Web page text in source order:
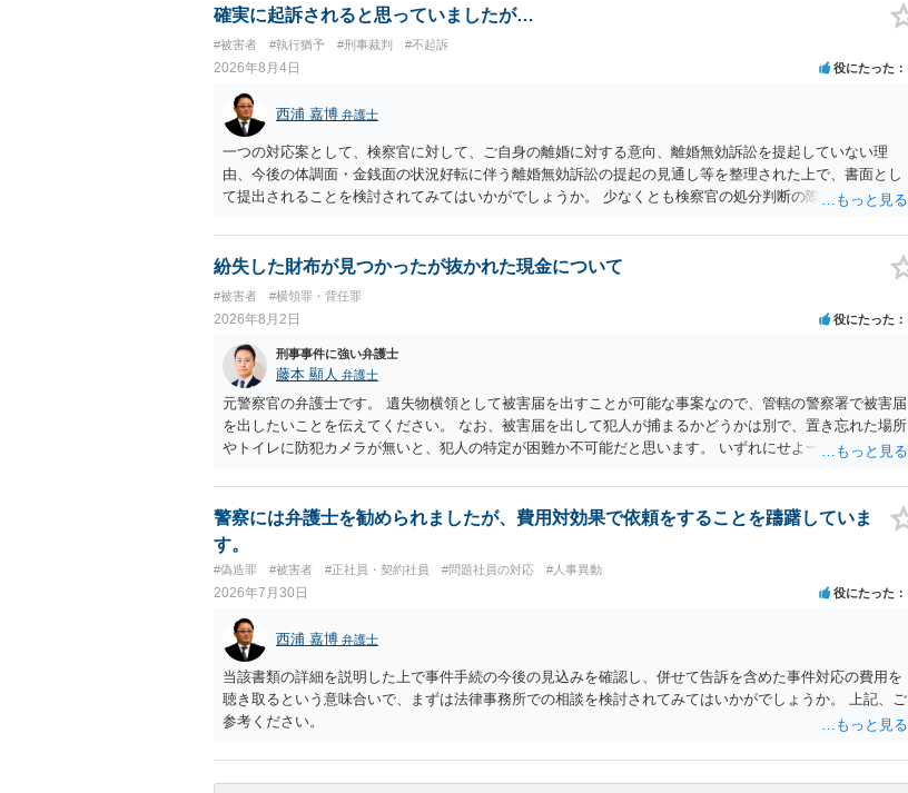
確実に起訴されると思っていましたが…
#被害者 #執行猶予 #刑事裁判 #不起訴
2026年8月4日 役にたった
西浦 嘉博 弁護士
一つの対応案として、検察官に対して、ご自身の離婚に対する意向、離婚無効訴訟を提起していない理
由、今後の体調面・金銭面の状況好転に伴う離婚無効訴訟の提起の見通し等を整理された上で、書面とし
て提出されることを検討されてみてはいかがでしょうか。 少なくとも検察官の処分判断の際、相談者さん
合、最寄りの法律事務所での相談を検討ください
紛失した財布が見つかったが抜かれた現金について
#被害者 #横領罪・背任罪
2026年8月2日 役にたった
刑事事件に強い弁護士
藤本 顯人 弁護士
元警察官の弁護士です。 遺失物横領として被害届を出すことが可能な事案なので、管轄の警察署で被害届
を出したいことを伝えてください。 なお、被害届を出して犯人が捕まるかどうかは別で、置き忘れた場所
やトイレに防犯カメラが無いと、犯人の特定が困難か不可能だと思います。 いずれにせよ一度対応を求め
警察には弁護士を勧められましたが、費用対効果で依頼をすることを躊躇していま
す。
#偽造罪 #被害者 #正社員・契約社員 #問題社員の対応 #人事異動
2026年7月30日 役にたった
西浦 嘉博 弁護士
当該書類の詳細を説明した上で事件手続の今後の見込みを確認し、併せて告訴を含めた事件対応の費用を
聴き取るという意味合いで、まずは法律事務所での相談を検討されてみてはいかがでしょうか。 上記、ご
参考ください。